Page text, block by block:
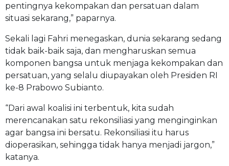
pentingnya kekompakan dan persatuan dalam
situasi sekarang,” paparnya.
Sekali lagi Fahri menegaskan, dunia sekarang sedang
tidak baik-baik saja, dan mengharuskan semua
komponen bangsa untuk menjaga kekompakan dan
persatuan, yang selalu diupayakan oleh Presiden RI
ke-8 Prabowo Subianto.
“Dari awal koalisi ini terbentuk, kita sudah
merencanakan satu rekonsiliasi yang menginginkan
agar bangsa ini bersatu. Rekonsiliasi itu harus
dioperasikan, sehingga tidak hanya menjadi jargon,”
katanya.